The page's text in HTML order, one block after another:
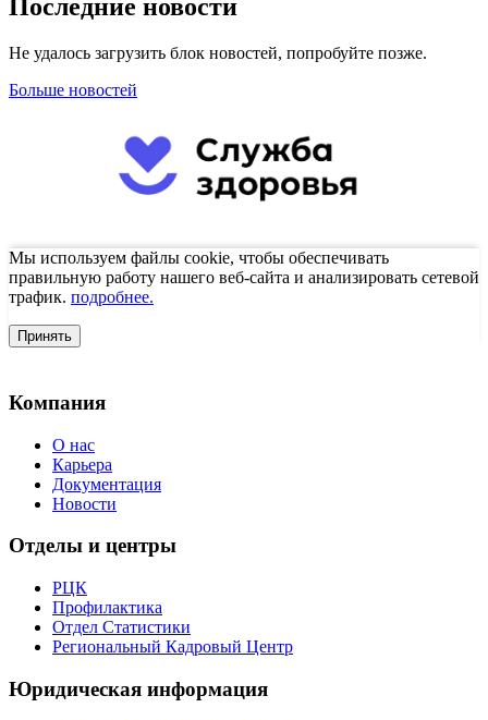
Последние новости
Не удалось загрузить блок новостей, попробуйте позже.
Больше новостей
Мы используем файлы cookie, чтобы обеспечивать
правильную работу нашего веб-сайта и анализировать сетевой
трафик. подробнее.
Принять
Компания
О нас
Карьера
Документация
Новости
Отделы и центры
РЦК
Профилактика
Отдел Статистики
Региональный Кадровый Центр
Юридическая информация